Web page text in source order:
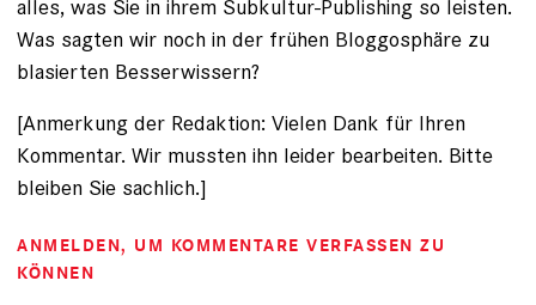
alles, was Sie in ihrem Subkultur-Publishing so leisten.
Was sagten wir noch in der frühen Bloggosphäre zu
blasierten Besserwissern?
[Anmerkung der Redaktion: Vielen Dank für Ihren
Kommentar. Wir mussten ihn leider bearbeiten. Bitte
bleiben Sie sachlich.]
ANMELDEN, UM KOMMENTARE VERFASSEN ZU
KÖNNEN